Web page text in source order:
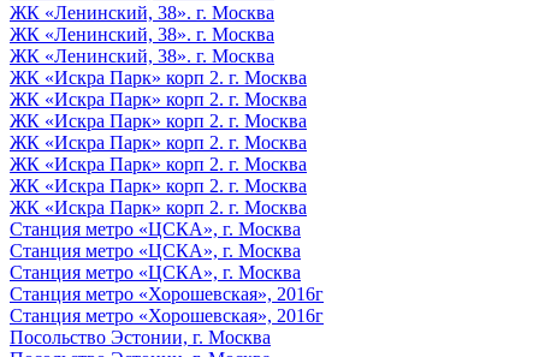
ЖК «Ленинский, 38». г. Москва
ЖК «Ленинский, 38». г. Москва
ЖК «Ленинский, 38». г. Москва
ЖК «Искра Парк» корп 2. г. Москва
ЖК «Искра Парк» корп 2. г. Москва
ЖК «Искра Парк» корп 2. г. Москва
ЖК «Искра Парк» корп 2. г. Москва
ЖК «Искра Парк» корп 2. г. Москва
ЖК «Искра Парк» корп 2. г. Москва
ЖК «Искра Парк» корп 2. г. Москва
Станция метро «ЦСКА», г. Москва
Станция метро «ЦСКА», г. Москва
Станция метро «ЦСКА», г. Москва
Станция метро «Хорошевская», 2016г
Станция метро «Хорошевская», 2016г
Посольство Эстонии, г. Москва